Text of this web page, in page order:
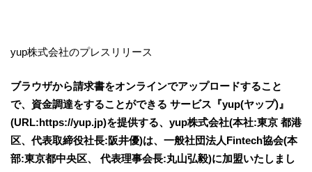
yup株式会社のプレスリリース
ブラウザから請求書をオンラインでアップロードすること
で、資金調達をすることができる サービス『yup(ヤップ)』
(URL:​https://yup.jp​)を提供する、yup株式会社(本社:東京 都港
区、代表取締役社長:阪井優)は、一般社団法人Fintech協会(本
部:東京都中央区、 代表理事会長:丸山弘毅)に加盟いたしまし